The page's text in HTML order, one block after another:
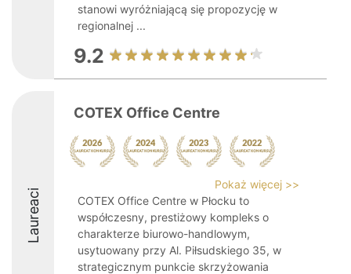
stanowi wyróżniającą się propozycję w
regionalnej ...
9.2
Laureaci
COTEX Office Centre
Pokaż więcej >>
COTEX Office Centre w Płocku to
współczesny, prestiżowy kompleks o
charakterze biurowo-handlowym,
usytuowany przy Al. Piłsudskiego 35, w
strategicznym punkcie skrzyżowania